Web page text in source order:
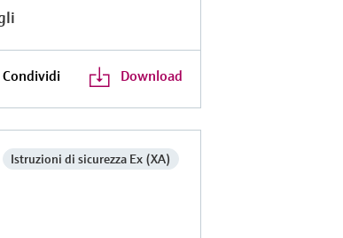
Condividi Download
Istruzioni di sicurezza Ex (XA)